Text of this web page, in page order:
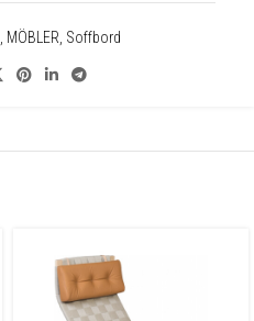
MÖBLER Soffbord